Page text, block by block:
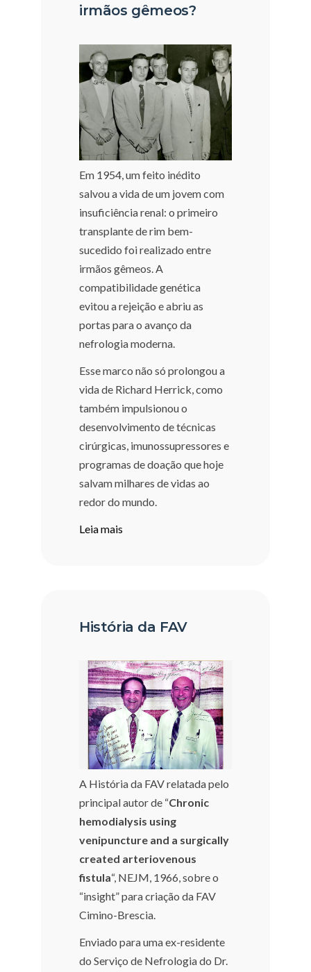
irmãos gêmeos?
Em 1954, um feito inédito
salvou a vida de um jovem com
insuficiência renal: o primeiro
transplante de rim bem-
sucedido foi realizado entre
irmãos gêmeos. A
compatibilidade genética
evitou a rejeição e abriu as
portas para o avanço da
nefrologia moderna.
Esse marco não só prolongou a
vida de Richard Herrick, como
também impulsionou o
desenvolvimento de técnicas
cirúrgicas, imunossupressores e
programas de doação que hoje
salvam milhares de vidas ao
redor do mundo.
Leia mais
História da FAV
A História da FAV relatada pelo
principal autor de “Chronic
hemodialysis using
venipuncture and a surgically
created arteriovenous
fistula“, NEJM, 1966, sobre o
“insight” para criação da FAV
Cimino-Brescia.
Enviado para uma ex-residente
do Serviço de Nefrologia do Dr.